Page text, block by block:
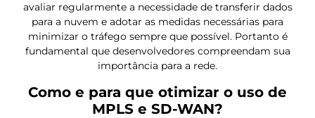
avaliar regularmente a necessidade de transferir dados
para a nuvem e adotar as medidas necessárias para
minimizar o tráfego sempre que possível. Portanto é
fundamental que desenvolvedores compreendam sua
importância para a rede.
Como e para que otimizar o uso de
MPLS e SD-WAN?